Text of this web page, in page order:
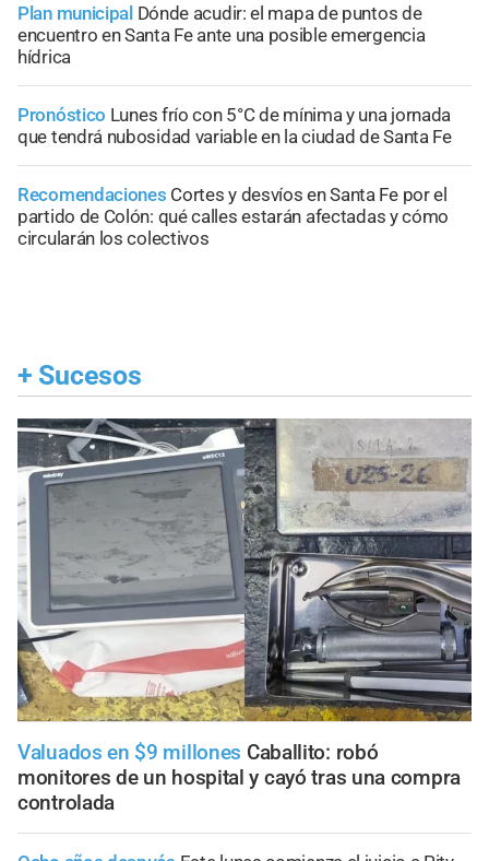
Plan municipal Dónde acudir: el mapa de puntos de
encuentro en Santa Fe ante una posible emergencia
hídrica
Pronóstico Lunes frío con 5°C de mínima y una jornada
que tendrá nubosidad variable en la ciudad de Santa Fe
Recomendaciones Cortes y desvíos en Santa Fe por el
partido de Colón: qué calles estarán afectadas y cómo
circularán los colectivos
+ Sucesos
Valuados en $9 millones Caballito: robó
monitores de un hospital y cayó tras una compra
controlada